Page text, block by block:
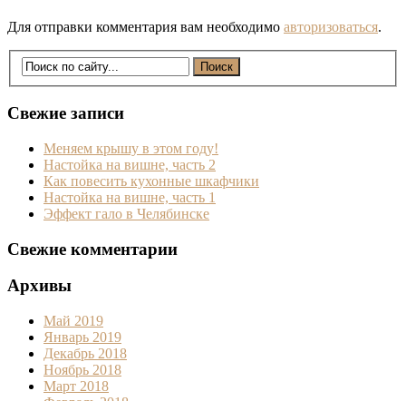
Для отправки комментария вам необходимо авторизоваться.
Свежие записи
Меняем крышу в этом году!
Настойка на вишне, часть 2
Как повесить кухонные шкафчики
Настойка на вишне, часть 1
Эффект гало в Челябинске
Свежие комментарии
Архивы
Май 2019
Январь 2019
Декабрь 2018
Ноябрь 2018
Март 2018